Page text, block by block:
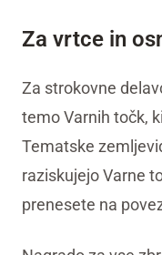
Za vrtce in
Za strokovne
temo Varnih točk,
Tematske
raziskujejo Varne
prenesete na